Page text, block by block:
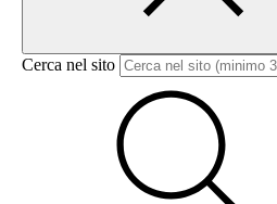
Cerca nel sito